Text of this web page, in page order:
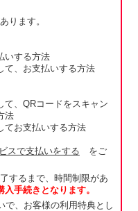
ります。
いする方法
て、お支払いする方法
て、QRコードをスキャン
法
てお支払いする方法
スで支払いをする をご
するまで、時間制限があ
手続きとなります。
で、お客様の利用特典とし